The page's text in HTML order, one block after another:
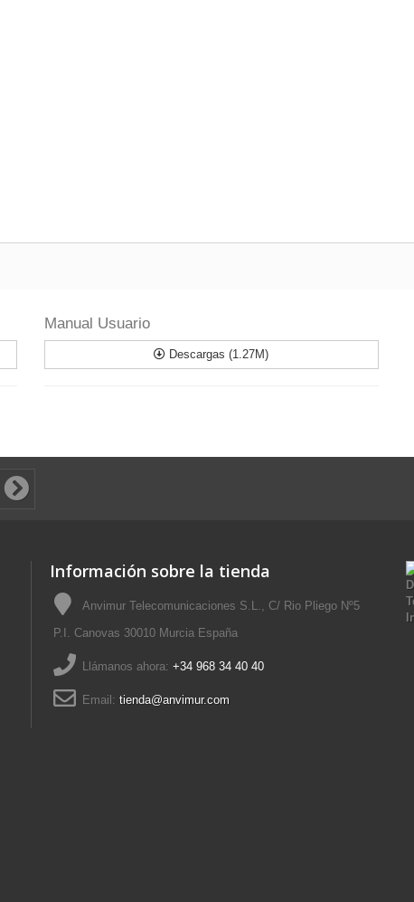
Manual Usuario
Descargas (1.27M)
Información sobre la tienda
Anvimur Telecomunicaciones S.L., C/ Rio Pliego Nº5
P.I. Canovas 30010 Murcia España
Llámanos ahora: +34 968 34 40 40
Email: tienda@anvimur.com